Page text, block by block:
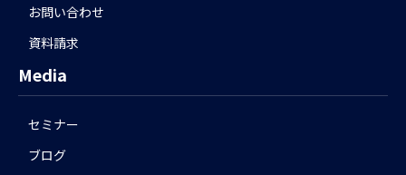
お問い合わせ
資料請求
Media
セミナー
ブログ